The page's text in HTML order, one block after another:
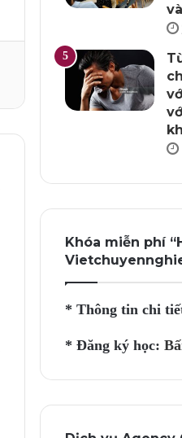
Khóa miễn phí
* Thông tin chi
* Đăng ký học: